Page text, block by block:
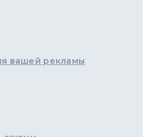
вашей рекламы